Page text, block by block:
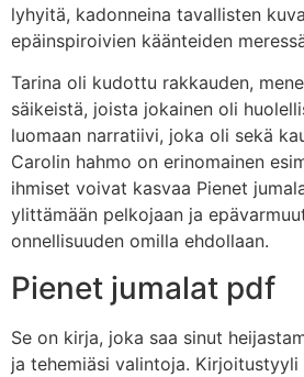
lyhyitä, kadonneina tavallisten
epäinspiroivien käänteiden
Tarina oli kudottu rakkauden,
säikeistä, joista jokainen oli
luomaan narratiivi, joka oli sekä
Carolin hahmo on erinomainen
ihmiset voivat kasvaa Pienet
ylittämään pelkojaan ja
onnellisuuden omilla ehdollaan.
Pienet jumalat pdf
Se on kirja, joka saa sinut
ja tehemiäsi valintoja. Kirjoitustyyli